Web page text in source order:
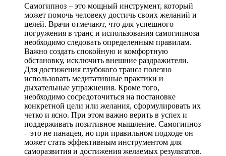
Самогипноз – это мощный инструмент, который
может помочь человеку достичь своих желаний и
целей. Врачи отмечают, что для успешного
погружения в транс и использования самогипноза
необходимо следовать определенным правилам.
Важно создать спокойную и комфортную
обстановку, исключить внешние раздражители.
Для достижения глубокого транса полезно
использовать медитативные практики и
дыхательные упражнения. Кроме того,
необходимо сосредоточиться на постановке
конкретной цели или желания, сформулировать их
четко и ясно. При этом важно верить в успех и
поддерживать позитивное мышление. Самогипноз
– это не панацея, но при правильном подходе он
может стать эффективным инструментом для
саморазвития и достижения желаемых результатов.